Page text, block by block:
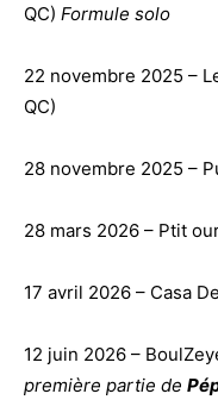
QC) Formule solo
22 novembre 2025 –
QC)
28 novembre 2025 –
28 mars 2026 – Ptit
17 avril 2026 – Casa
12 juin 2026 –
première partie de